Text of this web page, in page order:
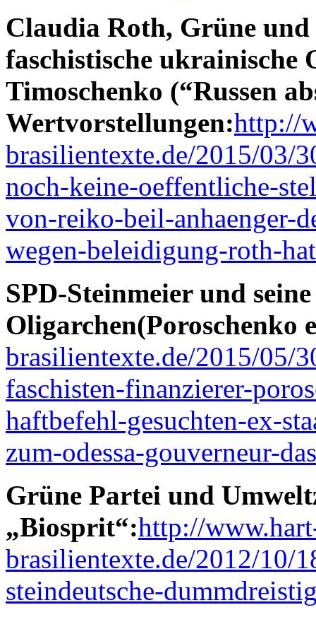
Claudia Roth, Grüne und
faschistische
Timoschenko (“Russen
Wertvorstellungen:http://
brasilientexte.de/2015/03/
noch-keine-oeffentliche-
von-reiko-beil-anhaenger-
wegen-beleidigung-roth-
SPD-Steinmeier und
Oligarchen(Poroschenko
brasilientexte.de/2015/05/
faschisten-finanzierer-
haftbefehl-gesuchten-ex-
zum-odessa-gouverneur-
Grüne Partei und
„Biosprit“:http://
brasilientexte.de/2012/10/
steindeutsche-